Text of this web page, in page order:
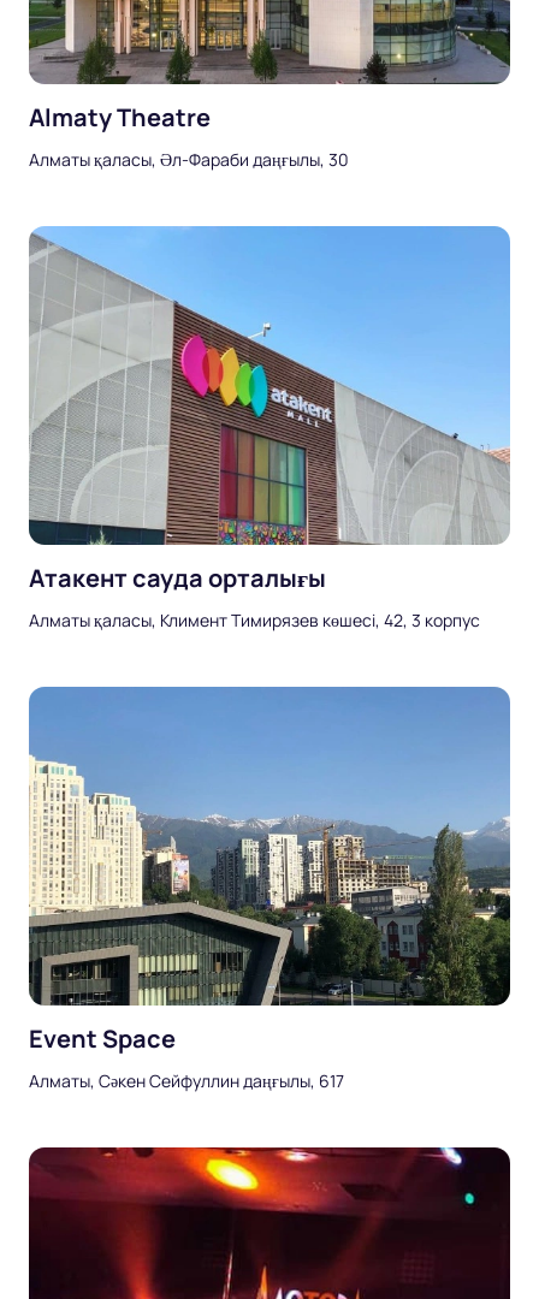
Almaty Theatre
Алматы қаласы, Әл-Фараби даңғылы, 30
Атакент сауда орталығы
Алматы қаласы, Климент Тимирязев көшесі, 42, 3 корпус
Event Space
Алматы, Сәкен Сейфуллин даңғылы, 617